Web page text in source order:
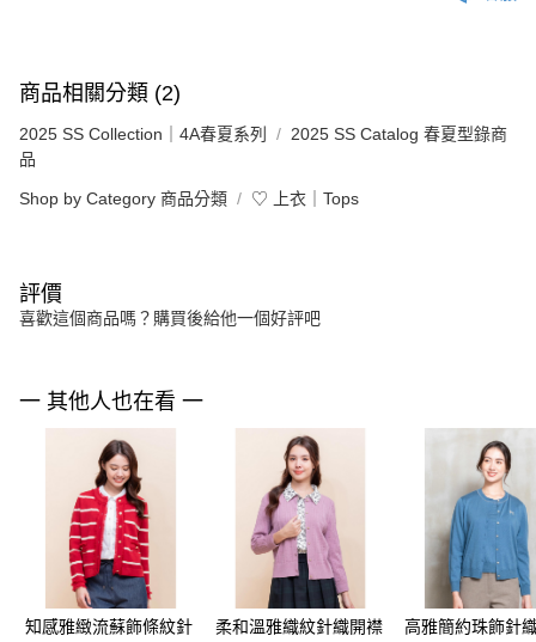
商品相關分類 (2)
2025 SS Collection｜4A春夏系列
2025 SS Catalog 春夏型錄商
品
Shop by Category 商品分類 ♡ 上衣｜Tops
評價
喜歡這個商品嗎？購買後給他一個好評吧
一 其他人也在看 一
知感雅緻流蘇飾條紋針
柔和溫雅織紋針織開襟
高雅簡約珠飾針